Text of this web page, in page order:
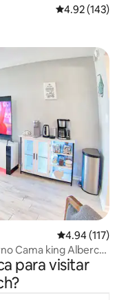
Calificación
4.92 (143)
Calificación
4.94 (117)
Cama king Albercas
para visitar